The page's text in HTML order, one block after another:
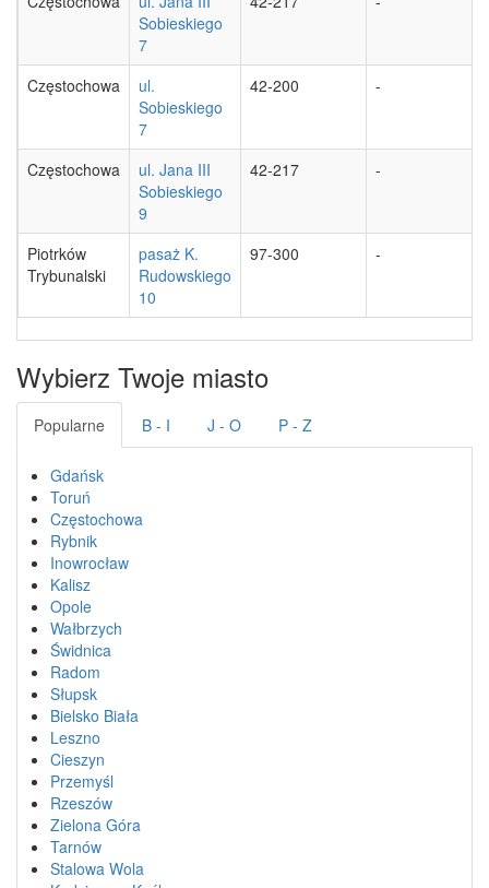
Sobieskiego
7
Częstochowa
ul.
Sobieskiego
7
42-200 -
Częstochowa
ul. Jana III
Sobieskiego
9
42-217 -
Piotrków
Trybunalski
pasaż K.
Rudowskiego
10
97-300 -
Wybierz Twoje miasto
Popularne B - I J - O P - Z
Gdańsk
Toruń
Częstochowa
Rybnik
Inowrocław
Kalisz
Opole
Wałbrzych
Świdnica
Radom
Słupsk
Bielsko Biała
Leszno
Cieszyn
Przemyśl
Rzeszów
Zielona Góra
Tarnów
Stalowa Wola